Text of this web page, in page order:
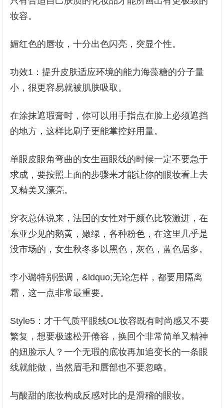
妆容。
媚红色的唇妆，十分出色闪亮，突显个性。
功效1：提升皮肤适应环境的能力海藻糖的分子量
小，很更容易就被肌肤吸取。
在涂抹遮瑕膏时，你可以用手指点在脸上必须遮挡
的地方，这样比刷子更能掌控好用量。
单眼皮眼角弯曲的女生画眼线的时候一定不要急于
求成，要按照上面的步骤来才能让你的眼妆看上去
又精美又漂亮。
穿衣总体说来，法国的女性对于颜色比较激进，在
东亚少见的鹅黄，嫩绿，各种粉色，在这里几乎是
没市场的，女生秋冬多以黑色，灰色，蓝色居多。
李小璐特别强调，&ldquo;无论怎样，都要用隔离
霜，这一点非常最重要。
Style5：才干气质平眼线OL妆容既有时尚感又不要
繁复，想要极速松开倦容，换回个非常简单又精神
的妞脸示人？一个无瑕的底妆再加追变长的一条眼
线就能做，当然眉毛和唇部也不要忽略。
与酸甜的底妆构成反感对比的是滑稽的眼妆。